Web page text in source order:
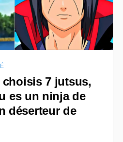
7 jutsus,
es un ninja de
déserteur de